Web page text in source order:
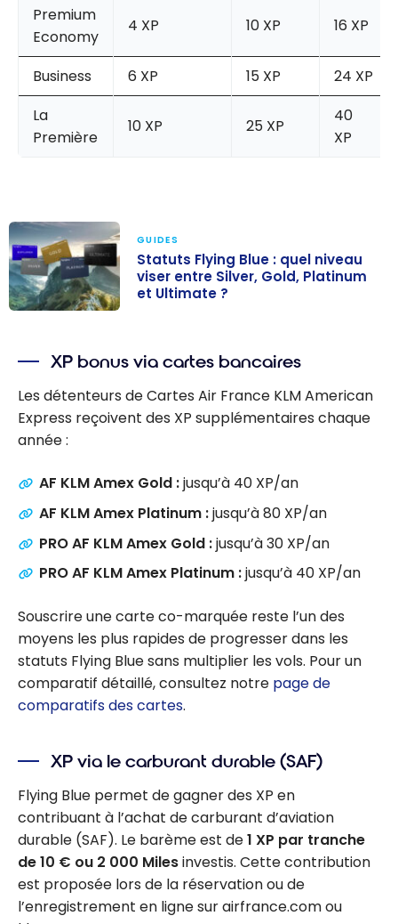
Premium
Economy
4 XP 10 XP 16 XP
Business 6 XP 15 XP
24 XP
La
Première
10 XP 25 XP
40
XP
niveau viser
entre Silver,
Gold, Platinum
et Ultimate ?
GUIDES
Statuts Flying Blue : quel niveau
viser entre Silver, Gold, Platinum
et Ultimate ?
XP bonus via cartes bancaires
Les détenteurs de Cartes Air France KLM American
Express reçoivent des XP supplémentaires chaque
année :
AF KLM Amex Gold :jusqu’à 40 XP/an
AF KLM Amex Platinum :jusqu’à 80 XP/an
PRO AF KLM Amex Gold :jusqu’à 30 XP/an
PRO AF KLM Amex Platinum :jusqu’à 40 XP/an
Souscrire une carte co-marquée reste l’un des
moyens les plus rapides de progresser dans les
statuts Flying Blue sans multiplier les vols. Pour un
comparatif détaillé, consultez notre page de
comparatifs des cartes.
XP via le carburant durable (SAF)
Flying Blue permet de gagner des XP en
contribuant à l’achat de carburant d’aviation
durable (SAF). Le barème est de1 XP par tranche
de 10 € ou 2 000 Milesinvestis. Cette contribution
est proposée lors de la réservation ou de
l’enregistrement en ligne sur airfrance.com ou